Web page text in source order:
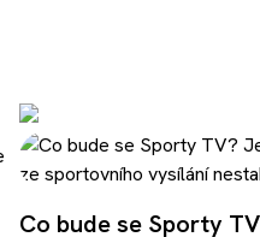
Co bude se Sporty